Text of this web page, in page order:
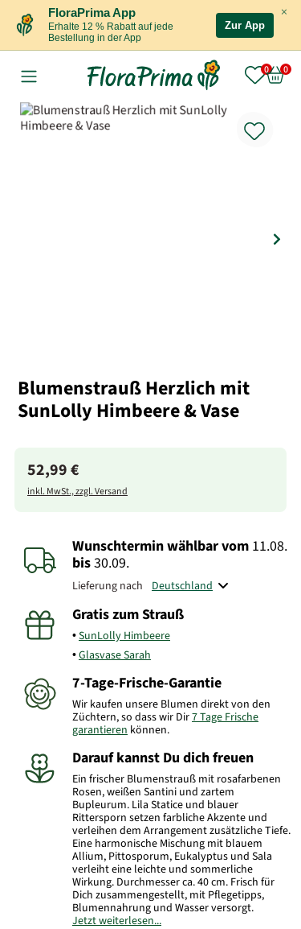
×
FloraPrima App
Erhalte 12 % Rabatt auf jede
Bestellung in der App
Zur App
Blumenstrauß Herzlich mit
SunLolly Himbeere & Vase
52,99 €
inkl. MwSt., zzgl. Versand
Wunschtermin wählbarvom 11.08.
bis30.09.
Lieferung nach
Gratis zum Strauß
SunLolly Himbeere
Glasvase Sarah
7-Tage-Frische-Garantie
Wir kaufen unsere Blumen direkt von den
Züchtern, so dass wir Dir7 Tage Frische
garantieren können.
Darauf kannst Du dich freuen
Ein frischer Blumenstrauß mit rosafarbenen
Rosen, weißen Santini und zartem
Bupleurum. Lila Statice und blauer
Rittersporn setzen farbliche Akzente und
verleihen dem Arrangement zusätzliche Tiefe.
Eine harmonische Mischung mit blauem
Allium, Pittosporum, Eukalyptus und Sala
verleiht eine leichte und sommerliche
Wirkung. Durchmesser ca. 40 cm. Frisch für
Dich zusammengestellt, mit Pflegetipps,
Blumennahrung und Wasser versorgt.
Jetzt weiterlesen...